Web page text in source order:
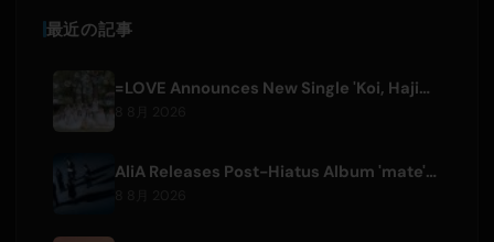
最近の記事
=LOVE Announces New Single 'Koi, Hajimemashita.' and Tokyo Dome Concerts
AliA Releases Post-Hiatus Album 'mate', Announces Tokyo Live